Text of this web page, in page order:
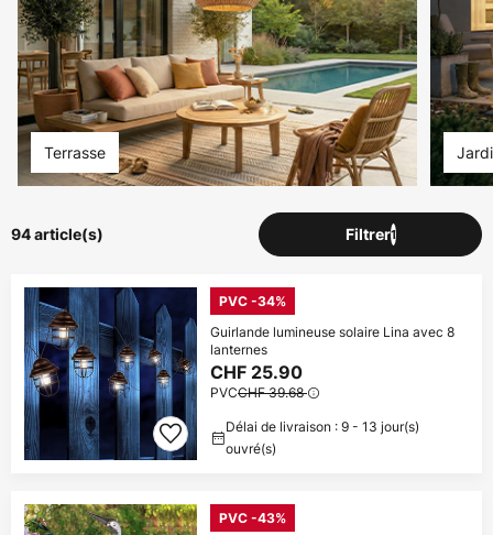
Terrasse
94 article(s) Filtrer1
PVC -34%
Guirlande lumineuse solaire Lina avec 8
lanternes
CHF 25.90
PVCCHF 39.68
Délai de livraison : 9 - 13 jour(s)
ouvré(s)
PVC -43%